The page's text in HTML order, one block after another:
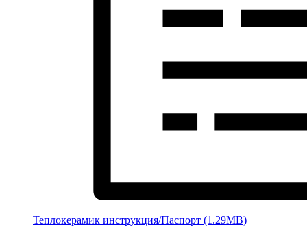
Теплокерамик инструкция/Паспорт (1.29MB)